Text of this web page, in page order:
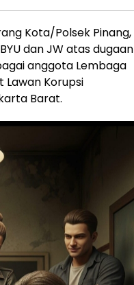
Kota/Polsek Pinang,
dan JW atas dugaan
anggota Lembaga
Lawan Korupsi
Barat.